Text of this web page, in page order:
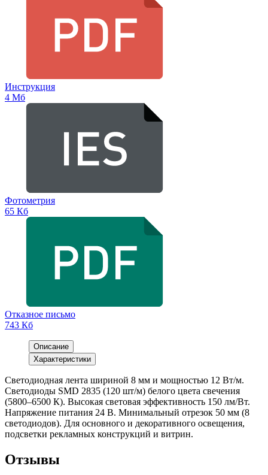
Инструкция
4 Мб
Фотометрия
65 Кб
Отказное письмо
743 Кб
Описание
Характеристики
Светодиодная лента шириной 8 мм и мощностью 12 Вт/м.
Светодиоды SMD 2835 (120 шт/м) белого цвета свечения
(5800–6500 К). Высокая световая эффективность 150 лм/Вт.
Напряжение питания 24 В. Минимальный отрезок 50 мм (8
светодиодов). Для основного и декоративного освещения,
подсветки рекламных конструкций и витрин.
Отзывы